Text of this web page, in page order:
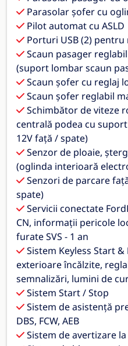
Parasolar șofer cu
Pilot automat cu ASLD
Porturi USB (2)
Scaun pasager
(suport lombar scaun
Scaun șofer cu reglaj
Scaun șofer reglabil
Schimbător de viteze
centrală podea cu
12V față / spate)
Senzor de ploaie,
(oglinda interioară
Senzori de parcare
spate)
Servicii conectate
CN, informații pericole
furate SVS - 1 an
Sistem Keyless Start
exterioare încălzite,
semnalizări, lumini de
Sistem Start / Stop
Sistem de asistență
DBS, FCW, AEB
Sistem de avertizare